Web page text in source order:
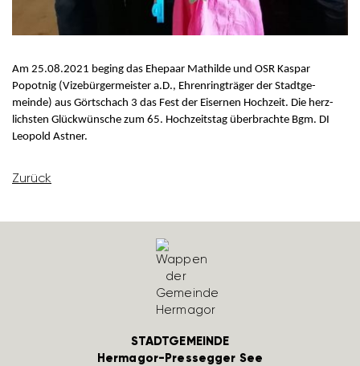
Am 25.08.2021 beging das Ehepaar Mathilde und OSR Kaspar
Popotnig (Vize­bür­ger­meister a.D., Ehren­ring­träger der Stadt­ge­
meinde) aus Gört­schach 3 das Fest der Eisernen Hoch­zeit. Die herz­
lichsten Glück­wün­sche zum 65. Hoch­zeitstag über­brachte Bgm. DI
Leopold Astner.
Zurück
STADTGEMEINDE
Hermagor-Pressegger See